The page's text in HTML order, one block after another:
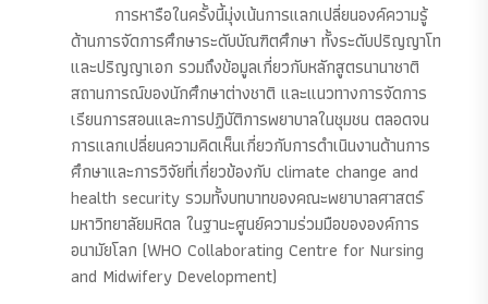
การหารือในครั้งนี้มุ่งเน้นการแลกเปลี่ยนองค์ความรู้
ด้านการจัดการศึกษาระดับบัณฑิตศึกษา ทั้งระดับปริญญาโท
และปริญญาเอก รวมถึงข้อมูลเกี่ยวกับหลักสูตรนานาชาติ
สถานการณ์ของนักศึกษาต่างชาติ และแนวทางการจัดการ
เรียนการสอนและการปฏิบัติการพยาบาลในชุมชน ตลอดจน
การแลกเปลี่ยนความคิดเห็นเกี่ยวกับการดำเนินงานด้านการ
ศึกษาและการวิจัยที่เกี่ยวข้องกับ climate change and
health security รวมทั้งบทบาทของคณะพยาบาลศาสตร์
มหาวิทยาลัยมหิดล ในฐานะศูนย์ความร่วมมือขององค์การ
อนามัยโลก (WHO Collaborating Centre for Nursing
and Midwifery Development)